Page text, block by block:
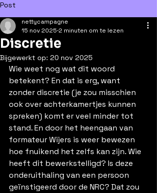
Post
Discretie
nettycampagne
15 nov 2025 2 minuten om te lezen
Bijgewerkt op: 20 nov 2025
Wie weet nog wat dit woord
betekent? En dat is erg, want
zonder discretie (je zou misschien
ook over achterkamertjes kunnen
spreken) komt er veel minder tot
stand. En door het heengaan van
formateur Wijers is weer bewezen
hoe fnuikend het zelfs kan zijn. Wie
heeft dit bewerkstelligd? Is deze
onderuithaling van een persoon
geïnstigeerd door de NRC? Dat zou